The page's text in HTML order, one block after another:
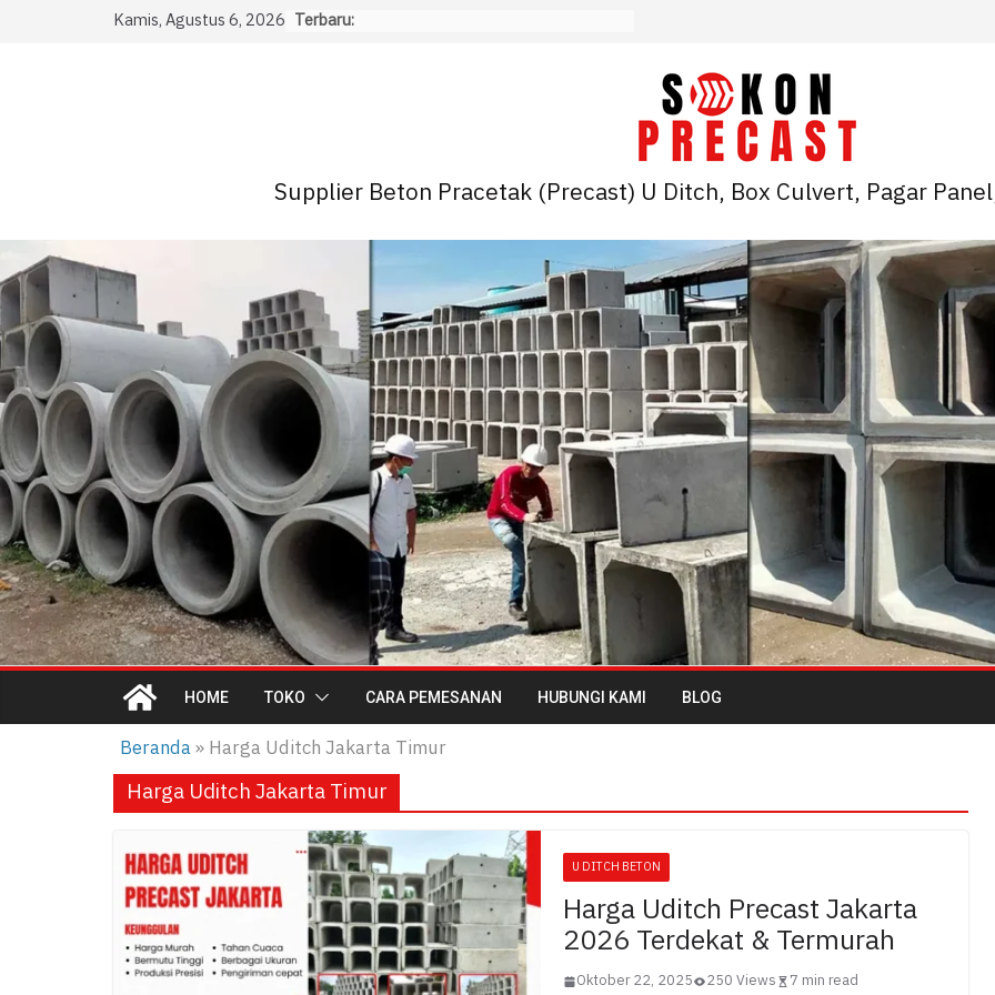
Kamis, Agustus 6, 2026 Terbaru:
Supplier Beton Pracetak (Precast) U Ditch, Box Culvert, Pagar
HOME TOKO CARA PEMESANAN HUBUNGI KAMI BLOG
Beranda» Harga Uditch Jakarta Timur
Harga Uditch Jakarta Timur
U DITCH BETON
Harga Uditch Precast Jakarta
2026 Terdekat & Termurah
Oktober 22, 2025 250 Views 7 min read